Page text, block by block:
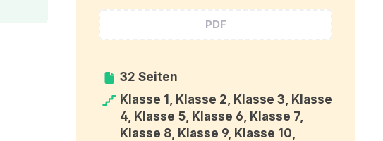
PDF
32 Seiten
Klasse 1, Klasse 2, Klasse 3, Klasse
4, Klasse 5, Klasse 6, Klasse 7,
Klasse 8, Klasse 9, Klasse 10,